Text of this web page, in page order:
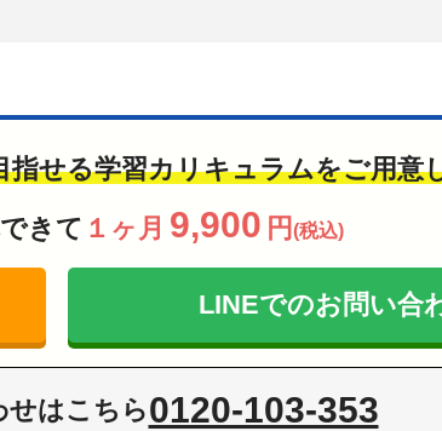
指せる学習カリキュラムをご用意
きて １ヶ月 9,900 円 (税込)
LINEでのお問い合
せはこちら0120-103-353